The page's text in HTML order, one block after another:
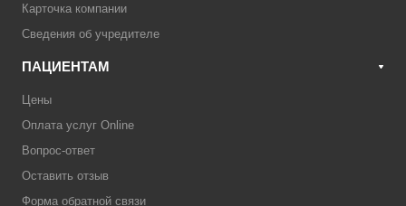
Карточка компании
Сведения об учредителе
ПАЦИЕНТАМ
Цены
Оплата услуг Online
Вопрос-ответ
Оставить отзыв
Форма обратной связи